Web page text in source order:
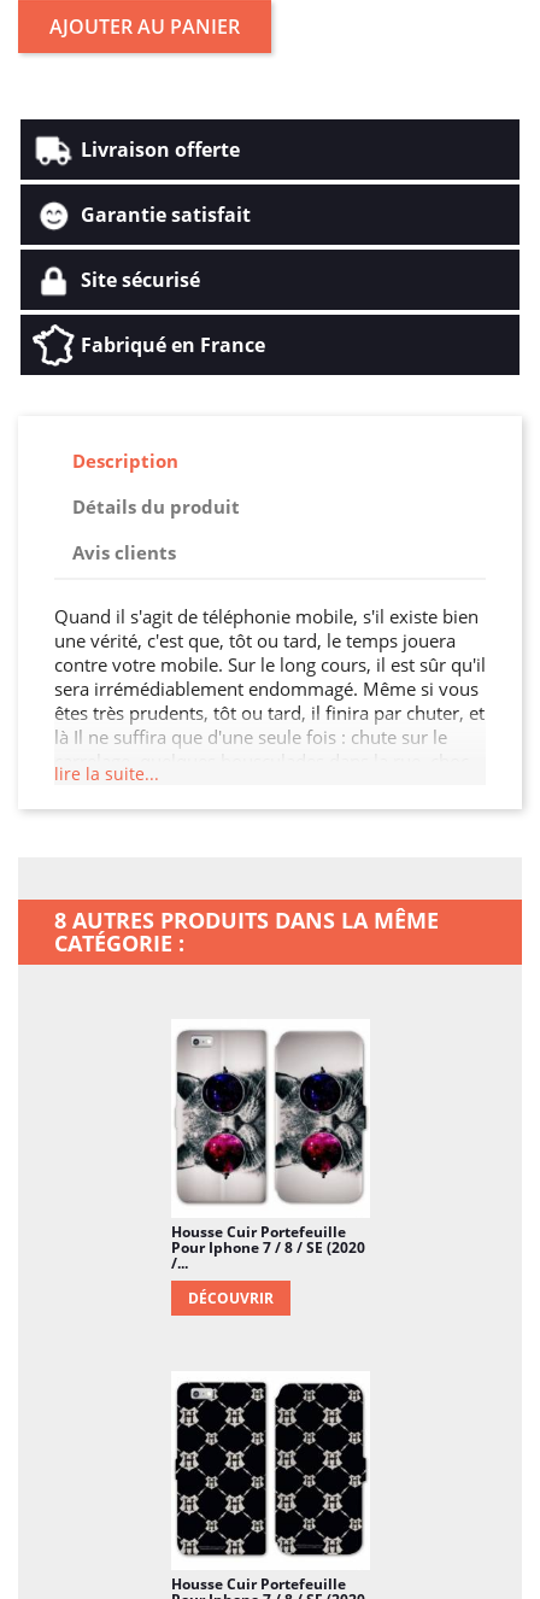
AJOUTER AU PANIER
Livraison offerte
Garantie satisfait
Site sécurisé
Fabriqué en France
Description
Détails du produit
Avis clients
Quand il s'agit de téléphonie mobile, s'il existe bien
une vérité, c'est que, tôt ou tard, le temps jouera
contre votre mobile. Sur le long cours, il est sûr qu'il
sera irrémédiablement endommagé. Même si vous
êtes très prudents, tôt ou tard, il finira par chuter, et
là Il ne suffira que d'une seule fois : chute sur le
au coin d'une ruelle, sac qu'on pose trop fortement.
Il suffira d'une seule fois, et vous le regretterez
la liste des problèmes potentiels est longue...
Vouloir s'acheter une housse cuir portefeuille
adaptée, ça n'est pas un luxe, ça n'est pas une lubie
penser à l'achat d'une protection
lire la suite...
8 AUTRES PRODUITS DANS LA MÊME
CATÉGORIE :
Housse Cuir Portefeuille
Pour Iphone 7 / 8 / SE (2020
/...
DÉCOUVRIR
Housse Cuir Portefeuille